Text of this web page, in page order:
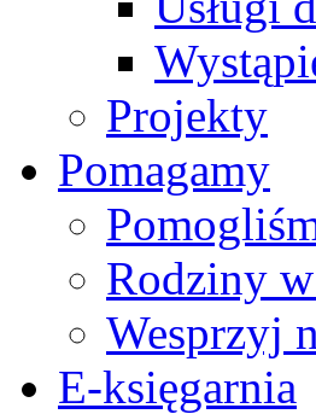
Projekty
Pomagamy
Rodziny
Wesprzyj
E-księgarnia